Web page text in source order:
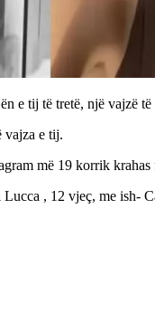
e tij të tretë, një vajzë
vajza e tij.
më 19 korrik
, 12 vjeç, me ish-